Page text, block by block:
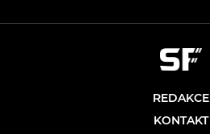
REDAKCE
KONTAKT